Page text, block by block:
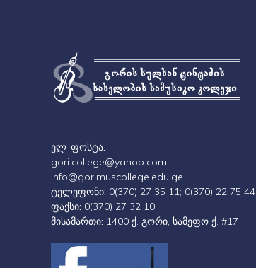
ელ-ფოსტა:
gori.college@yahoo.com;
info@gorimuscollege.edu.ge
ტელეფონი: 0(370) 27 35 11; 0(370) 22 75 44
ფაქსი: 0(370) 27 32 10
მისამართი: 1400 ქ. გორი, სამეფო ქ. #17